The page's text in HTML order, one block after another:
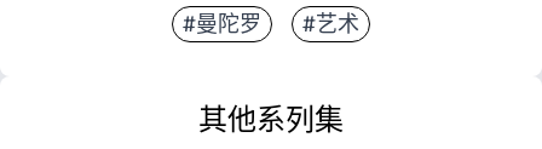
#曼陀罗 #艺术
其他系列集